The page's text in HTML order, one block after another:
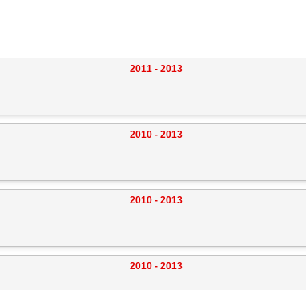
2011 - 2013
2010 - 2013
2010 - 2013
2010 - 2013